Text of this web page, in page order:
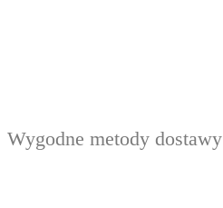
Wygodne metody dostawy